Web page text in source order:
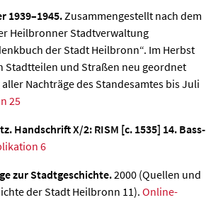
1939–1945.Zusammengestellt nach dem
Heilbronner Stadtverwaltung
der Stadt Heilbronn“. Im Herbst
Stadtteilen und Straßen neu geordnet
Nachträge des Standesamtes bis Juli
25
Handschrift X/2: RISM [c. 1535] 14. Bass-
6
zur Stadtgeschichte.2000 (Quellen und
der Stadt Heilbronn 11). Online-